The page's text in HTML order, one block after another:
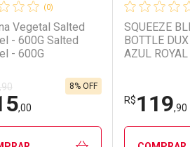
Desconto
sem Desconto
sem Desconto
Ativar
Comprar
Comprar
(0)
Vegetal Salted
- 600G Salted
- 600G
,00
8% OFF
SQUEEZE
BOTTLE
AZUL
R$119,90